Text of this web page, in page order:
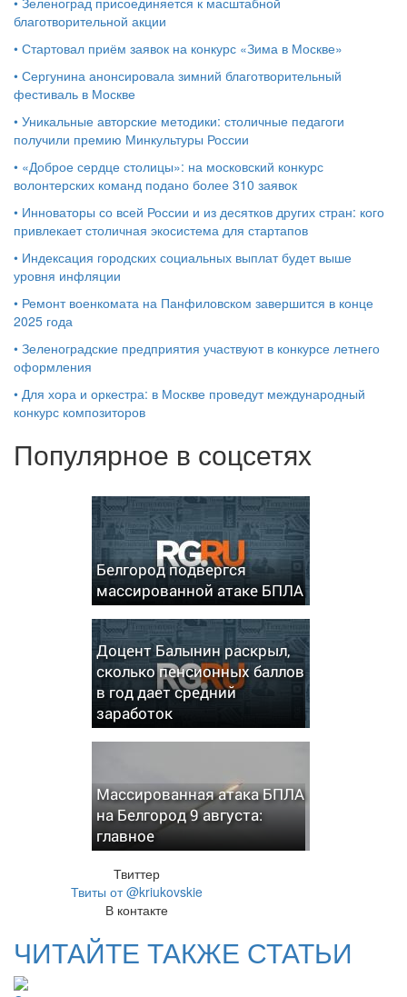
благотворительной акции
• Стартовал приём заявок на конкурс «Зима в Москве»
• Сергунина анонсировала зимний благотворительный
фестиваль в Москве
• Уникальные авторские методики: столичные педагоги
получили премию Минкультуры России
• «Доброе сердце столицы»: на московский конкурс
волонтерских команд подано более 310 заявок
• Инноваторы со всей России и из десятков других стран: кого
привлекает столичная экосистема для стартапов
• Индексация городских социальных выплат будет выше
уровня инфляции
• Ремонт военкомата на Панфиловском завершится в конце
2025 года
• Зеленоградские предприятия участвуют в конкурсе летнего
оформления
• Для хора и оркестра: в Москве проведут международный
конкурс композиторов
Популярное в соцсетях
Белгород подвергся
массированной атаке БПЛА
Доцент Балынин раскрыл,
сколько пенсионных баллов
в год дает средний
заработок
Массированная атака БПЛА
на Белгород 9 августа:
главное
Твиттер
Твиты от @kriukovskie
В контакте
ЧИТАЙТЕ ТАКЖЕ СТАТЬИ